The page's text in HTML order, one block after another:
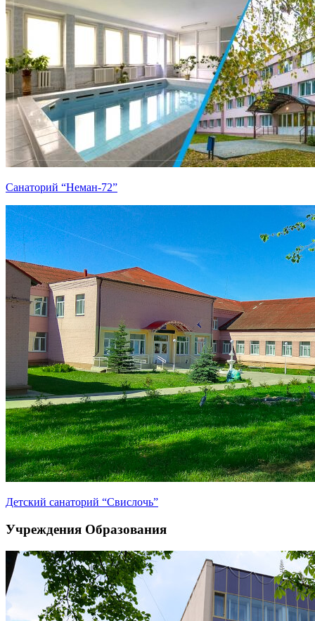
Санаторий “Неман-72”
Детский санаторий “Свислочь”
Учреждения Образования